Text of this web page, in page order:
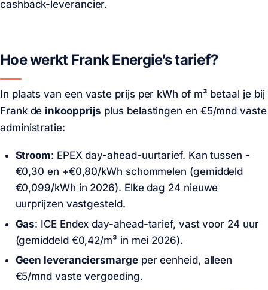
cashback-leverancier.
Hoe werkt Frank Energie’s tarief?
In plaats van een vaste prijs per kWh of m³ betaal je bij
Frank de inkoopprijs plus belastingen en €5/mnd vaste
administratie:
Stroom: EPEX day-ahead-uurtarief. Kan tussen -
€0,30 en +€0,80/kWh schommelen (gemiddeld
€0,099/kWh in 2026). Elke dag 24 nieuwe
uurprijzen vastgesteld.
Gas: ICE Endex day-ahead-tarief, vast voor 24 uur
(gemiddeld €0,42/m³ in mei 2026).
Geen leveranciersmargeper eenheid, alleen
€5/mnd vaste vergoeding.